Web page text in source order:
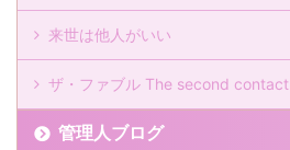
来世は他人がいい
ザ・ファブル The second contact
管理人ブログ